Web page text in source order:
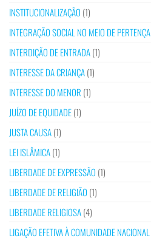
INSTITUCIONALIZAÇÃO (1)
INTEGRAÇÃO SOCIAL NO MEIO DE PERTENÇA
INTERDIÇÃO DE ENTRADA(1)
INTERESSE DA CRIANÇA(1)
INTERESSE DO MENOR (1)
JUÍZO DE EQUIDADE(1)
JUSTA CAUSA(1)
LEI ISLÂMICA(1)
LIBERDADE DE EXPRESSÃO (1)
LIBERDADE DE RELIGIÃO (1)
LIBERDADE RELIGIOSA(4)
LIGAÇÃO EFETIVA À COMUNIDADE NACIONAL